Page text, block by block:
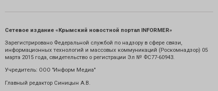
Сетевое издание «Крымский новостной портал INFORMER»
Зарегистрировано Федеральной службой по надзору в сфере связи,
информационных технологий и массовых коммуникаций (Роскомнадзор) 05
марта 2015 года, свидетельство о регистрации Эл № ФС77-60943.
Учредитель: ООО "Информ Медиа"
Главный редактор Синицын А.В.